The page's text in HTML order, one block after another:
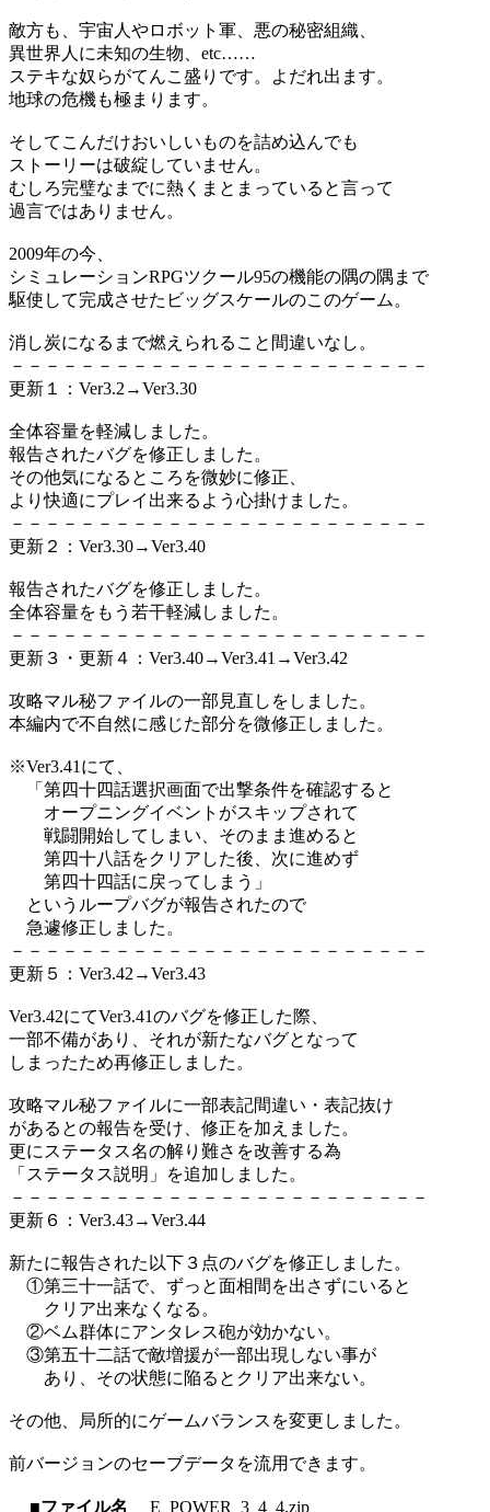
敵方も、宇宙人やロボット軍、悪の秘密組織、
異世界人に未知の生物、etc……
ステキな奴らがてんこ盛りです。よだれ出ます。
地球の危機も極まります。
そしてこんだけおいしいものを詰め込んでも
ストーリーは破綻していません。
むしろ完璧なまでに熱くまとまっていると言って
過言ではありません。
2009年の今、
シミュレーションRPGツクール95の機能の隅の隅まで
駆使して完成させたビッグスケールのこのゲーム。
消し炭になるまで燃えられること間違いなし。
－－－－－－－－－－－－－－－－－－－－－－－－
更新１：Ver3.2→Ver3.30
全体容量を軽減しました。
報告されたバグを修正しました。
その他気になるところを微妙に修正、
より快適にプレイ出来るよう心掛けました。
－－－－－－－－－－－－－－－－－－－－－－－－
更新２：Ver3.30→Ver3.40
報告されたバグを修正しました。
全体容量をもう若干軽減しました。
－－－－－－－－－－－－－－－－－－－－－－－－
更新３・更新４：Ver3.40→Ver3.41→Ver3.42
攻略マル秘ファイルの一部見直しをしました。
本編内で不自然に感じた部分を微修正しました。
※Ver3.41にて、
「第四十四話選択画面で出撃条件を確認すると
オープニングイベントがスキップされて
戦闘開始してしまい、そのまま進めると
第四十八話をクリアした後、次に進めず
第四十四話に戻ってしまう」
というループバグが報告されたので
急遽修正しました。
－－－－－－－－－－－－－－－－－－－－－－－－
更新５：Ver3.42→Ver3.43
Ver3.42にてVer3.41のバグを修正した際、
一部不備があり、それが新たなバグとなって
しまったため再修正しました。
攻略マル秘ファイルに一部表記間違い・表記抜け
があるとの報告を受け、修正を加えました。
更にステータス名の解り難さを改善する為
「ステータス説明」を追加しました。
－－－－－－－－－－－－－－－－－－－－－－－－
更新６：Ver3.43→Ver3.44
新たに報告された以下３点のバグを修正しました。
①第三十一話で、ずっと面相間を出さずにいると
クリア出来なくなる。
②ベム群体にアンタレス砲が効かない。
③第五十二話で敵増援が一部出現しない事が
あり、その状態に陥るとクリア出来ない。
その他、局所的にゲームバランスを変更しました。
前バージョンのセーブデータを流用できます。
■ファイル名 E_POWER_3_4_4.zip